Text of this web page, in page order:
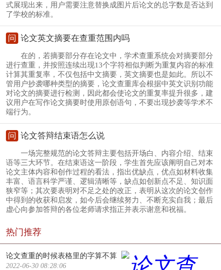
式展现出来，用户需要注意替换成图片后论文的总字数是否达到
了学校的标准。
问 论文英文摘要在查重范围内吗
在的，若摘要部分存在论文中，学术查重系统会对摘要部分
进行查重，并按照连续出现13个字符相似判断为重复内容的标准
计算其重复率，不仅包括中文摘要，英文摘要也是如此。所以不
管用户抄袭哪种类型的摘要，论文查重库会根据中英文识别功能
对论文的摘要进行检测，因此都会使论文的重复率提升很多，建
议用户在写作论文摘要时使用原创语句，不要出现抄袭等学术不
端行为。
问 论文答辩结束语怎么说
一场完整规范的论文答辩主要包括开场白、内容介绍、结束
语等三大环节。在结束语这一阶段，学生首先应该阐明自己对本
论文主体内容和创作过程的看法，指出优缺点，优点如材料收集
丰富、语言科学严谨、逻辑清晰等，缺点如创新点不足、知识面
狭窄等；其次要表明对不足之处的改正，表明从这次的论文创作
中得到的收获和启发，如今后会继续努力、不断充实自我；最后
虚心向参加答辩的各位老师请求指正并表示谢意和祝福。
热门推荐
论文查重的时候表格里的字算不算
2022-06-30 08:28:06